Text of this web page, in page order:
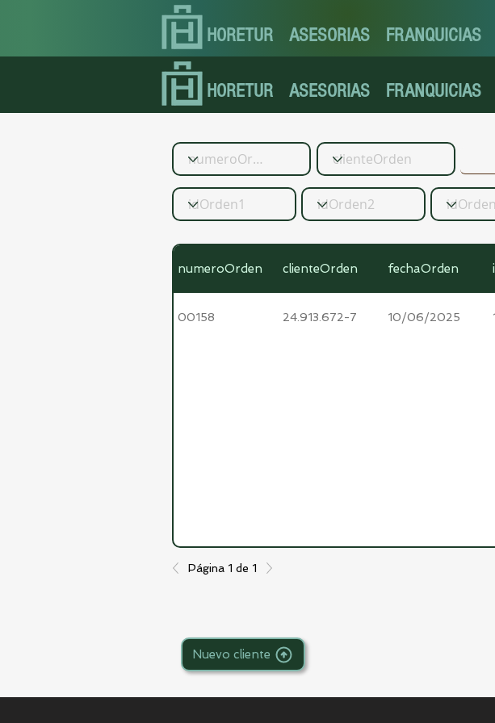
HORETUR ASESORIAS FRANQUICIAS
HORETUR ASESORIAS FRANQUICIAS
numeroOrden clienteOrden fechaOrden
00158 24.913.672-7 10/06/2025
Página 1 de 1
Nuevo cliente